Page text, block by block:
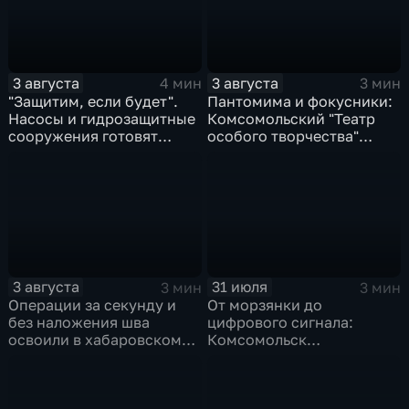
3 августа
4 мин
"Защитим, если будет".
Насосы и гидрозащитные
сооружения готовят
3 августа
3 мин
Пантомима и фокусники:
Комсомольский "Театр
особого творчества"
3 августа
3 мин
Операции за секунду и
без наложения шва
освоили в хабаровском
31 июля
3 мин
От морзянки до
цифрового сигнала:
Комсомольск